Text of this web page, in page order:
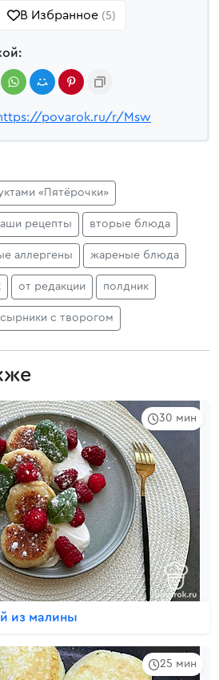
В Избранное (5)
povarok.ru/r/Msw
«Пятёрочки»
рецепты вторые блюда
аллергены жареные блюда
от редакции полдник
сырники с творогом
30 мин
из малины
25 мин